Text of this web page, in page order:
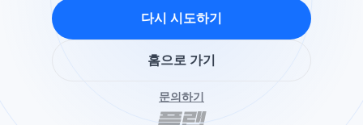
다시 시도하기
홈으로 가기
문의하기